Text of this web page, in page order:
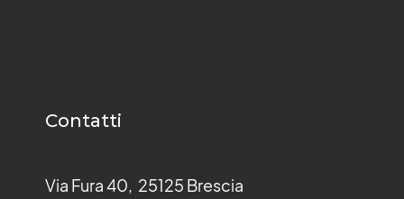
Contatti
Via Fura 40, 25125 Brescia